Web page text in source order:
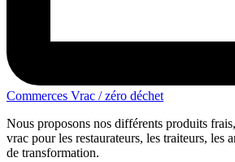
Commerces Vrac / zéro déchet
Nous proposons nos différents produits
vrac pour les restaurateurs, les traiteurs, les
de transformation.